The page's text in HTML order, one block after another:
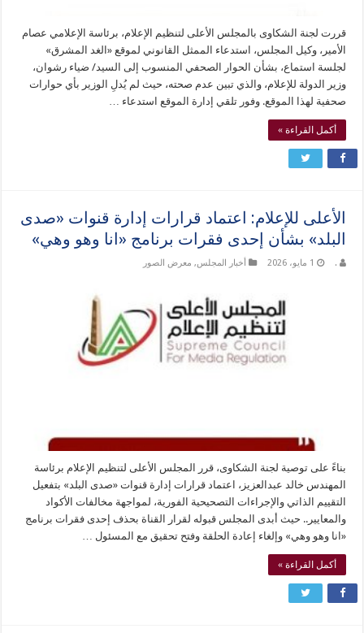
قررت لجنة الشكاوى بالمجلس الأعلى لتنظيم الإعلام، برئاسة الإعلامي عصام
الأمير، وكيل المجلس، استدعاء الممثل القانوني لموقع «الغد المشرق»
لجلسة استماع، بشأن الحوار الصحفي المنسوب إلى السيد/ ضياء رشوان،
وزير الدولة للإعلام، والذي تبين عدم صحته، حيث لم يُدلِ الوزير بأي حوارات
صحفية لهذا الموقع. وفور تلقي إدارة الموقع استدعاء …
أكمل القراءة »
الأعلى للإعلام: اعتماد قرارات إدارة قنوات «صدى
البلد» بشأن إحدى فقرات برنامج «انا وهو وهي»
. 1 مايو، 2026 أخبار المجلس, معرض الصور
بناءً على توصية لجنة الشكاوى، قرر المجلس الأعلى لتنظيم الإعلام برئاسة
المهندس خالد عبدالعزيز، اعتماد قرارات إدارة قنوات «صدى البلد» بتفعيل
التقييم الذاتي والإجراءات التصحيحية الفورية، لمواجهة مخالفات الأكواد
والمعايير.. حيث أبدى المجلس قبوله لقرار القناة بحذف إحدى فقرات برنامج
«انا وهو وهي» وإلغاء إعادة الحلقة وفتح تحقيق مع المسئول …
أكمل القراءة »